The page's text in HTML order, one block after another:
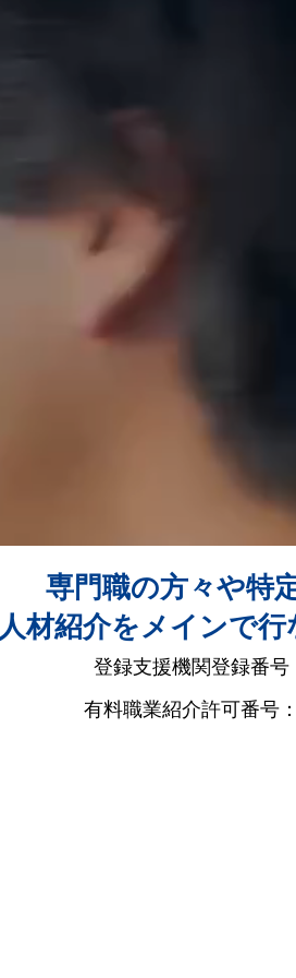
専門職の方々や特
人材紹介をメインで
登録支援機関登録番号
有料職業紹介許可番号